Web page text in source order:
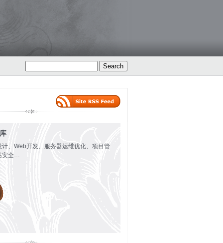
、Web开发、服务器运维优化、项目管
安全…